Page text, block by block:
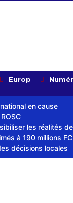
Europ
en cause
les réalités
à 190 millions
décisions locales